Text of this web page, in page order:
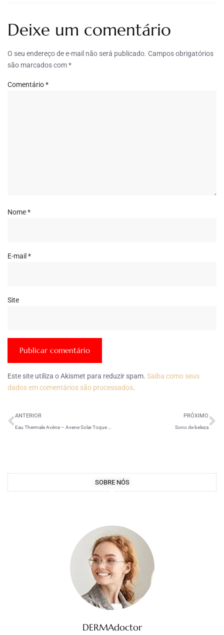
Deixe um comentário
O seu endereço de e-mail não será publicado. Campos obrigatórios
são marcados com*
Comentário*
Nome*
E-mail *
Site
Este site utiliza o Akismet para reduzir spam. Saiba como seus
dados em comentários são processados.
ANTERIOR PRÓXIMO
Sono de beleza
SOBRE NÓS
DERMAdoctor